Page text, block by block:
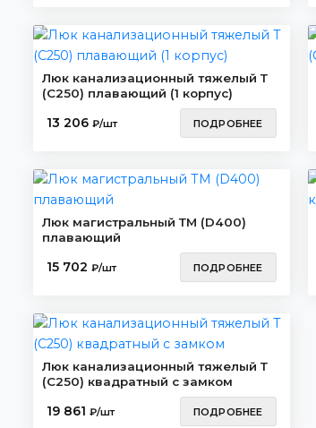
Люк канализационный тяжелый Т
(C250) плавающий (1 корпус)
13 206 ₽/шт ПОДРОБНЕЕ
Люк магистральный ТМ (D400)
плавающий
15 702 ₽/шт ПОДРОБНЕЕ
Люк канализационный тяжелый Т
(C250) квадратный с замком
19 861 ₽/шт ПОДРОБНЕЕ